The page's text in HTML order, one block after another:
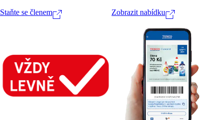
Staňte se členem
Zobrazit nabídku